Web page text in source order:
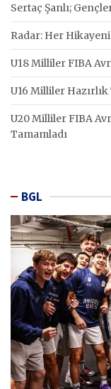
Sertaç Şanlı;
Radar: Her
U18 Milliler FIBA
U16 Milliler
U20 Milliler FIBA
Tamamladı
BGL